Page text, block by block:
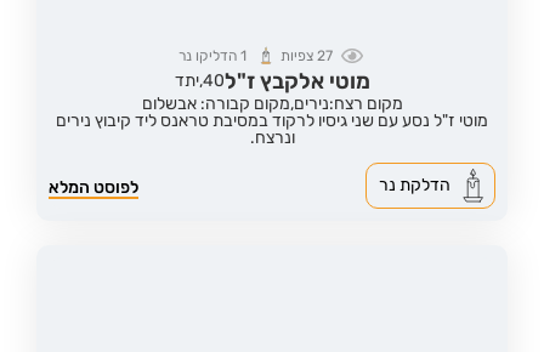
27 צפיות 1הדליקו נר
מוטי אלקבץ ז"ל40,יתד
מקום רצח:נירים,מקום קבורה: אבשלום
מוטי ז"ל נסע עם שני גיסיו לרקוד במסיבת טראנס ליד קיבוץ נירים
ונרצח.
לפוסט המלא הדלקת נר